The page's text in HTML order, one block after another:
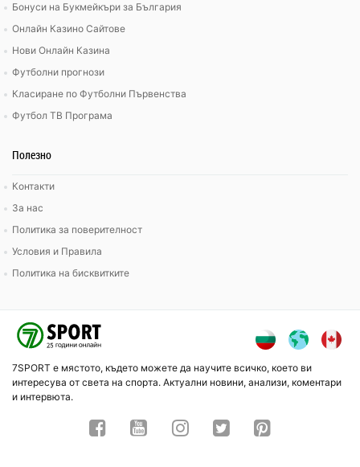
Бонуси на Букмейкъри за България
Онлайн Казино Сайтове
Нови Онлайн Казина
Футболни прогнози
Класиране по Футболни Първенства
Футбол ТВ Програма
Полезно
Контакти
За нас
Политика за поверителност
Условия и Правила
Политика на бисквитките
7SPORT е мястото, където можете да научите всичко, което ви
интересува от света на спорта. Актуални новини, анализи, коментари
и интервюта.